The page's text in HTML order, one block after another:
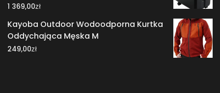
1 369,00zł
Kayoba Outdoor Wodoodporna Kurtka
Oddychająca Męska M
249,00zł